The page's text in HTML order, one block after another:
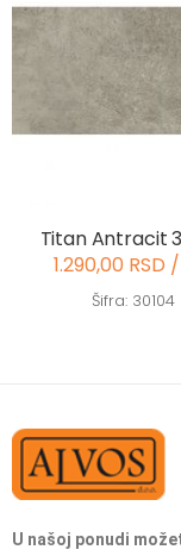
Titan Antracit
1.290,00 RSD
Šifra: 30104
U našoj ponudi